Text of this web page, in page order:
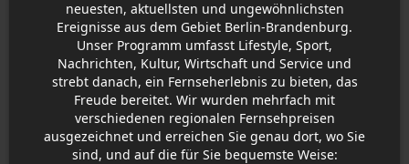
neuesten, aktuellsten und ungewöhnlichsten
Ereignisse aus dem Gebiet Berlin-Brandenburg.
Unser Programm umfasst Lifestyle, Sport,
Nachrichten, Kultur, Wirtschaft und Service und
strebt danach, ein Fernseherlebnis zu bieten, das
Freude bereitet. Wir wurden mehrfach mit
verschiedenen regionalen Fernsehpreisen
ausgezeichnet und erreichen Sie genau dort, wo Sie
sind, und auf die für Sie bequemste Weise: